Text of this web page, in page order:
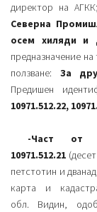
директор на АГКК;
Северна
осем хиляди и
предназначение
ползване: За
Предишен
10971.512.22,
-Част от
10971.512.21
петстотин и
карта и
обл. Видин,